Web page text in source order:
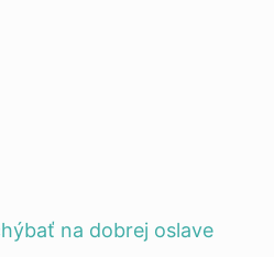
na dobrej oslave